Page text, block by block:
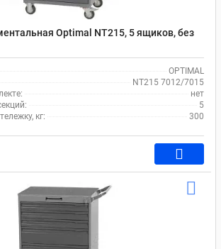
Optimal NT215, 5 ящиков, без
OPTIMAL
NT215 7012/7015
нет
5
кг:
300